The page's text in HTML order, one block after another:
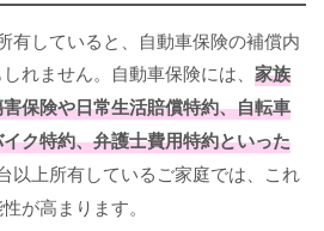
有していると、自動車保険の補償内
れません。自動車保険には、 家族
保険や日常生活賠償特約、自転車
ク特約、弁護士費用特約といった
以上所有しているご家庭では、これ
が高まります。